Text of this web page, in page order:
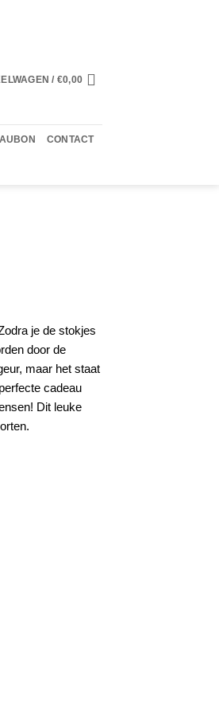
/ €0,00
CONTACT
je de stokjes
door de
maar het staat
cadeau
Dit leuke